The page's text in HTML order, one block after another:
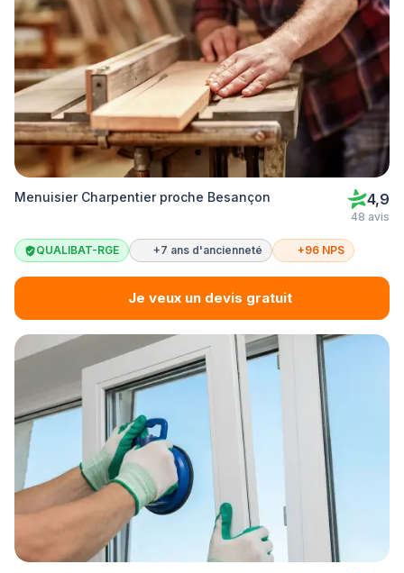
Menuisier Charpentier proche Besançon 4,9
48 avis
QUALIBAT-RGE +7 ans d'ancienneté +96 NPS
Je veux un devis gratuit